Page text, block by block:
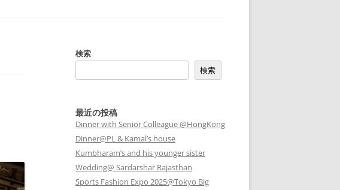
検索
検索
最近の投稿
Dinner with Senior Colleague @HongKong
Dinner@PL & Kamal’s house
Kumbharam’s and his younger sister
Wedding@ Sardarshar Rajasthan
Sports Fashion Expo 2025@Tokyo Big